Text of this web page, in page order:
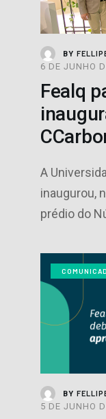
BY
6 DE JUNHO
Fealq
A
inaugurou,
prédio do
BY
5 DE JUNHO